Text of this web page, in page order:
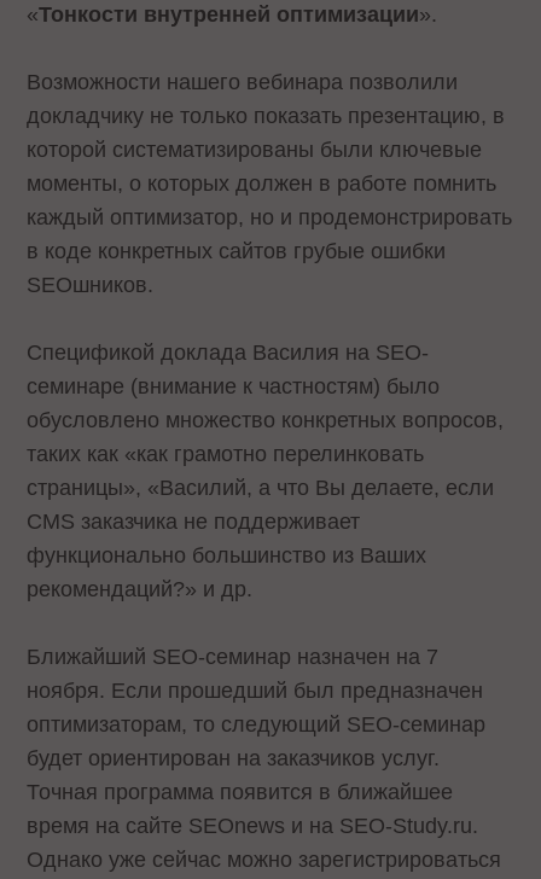
«Тонкости внутренней оптимизации».
Возможности нашего вебинара позволили
докладчику не только показать презентацию, в
которой систематизированы были ключевые
моменты, о которых должен в работе помнить
каждый оптимизатор, но и продемонстрировать
в коде конкретных сайтов грубые ошибки
SEOшников.
Спецификой доклада Василия на SEO-
семинаре (внимание к частностям) было
обусловлено множество конкретных вопросов,
таких как «как грамотно перелинковать
страницы», «Василий, а что Вы делаете, если
CMS заказчика не поддерживает
функционально большинство из Ваших
рекомендаций?» и др.
Ближайший SEO-семинар назначен на 7
ноября. Если прошедший был предназначен
оптимизаторам, то следующий SEO-семинар
будет ориентирован на заказчиков услуг.
Точная программа появится в ближайшее
время на сайте SEOnews и на SEO-Study.ru.
Однако уже сейчас можно зарегистрироваться